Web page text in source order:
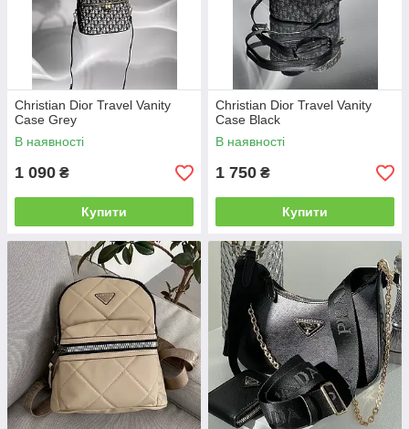
Christian Dior Travel Vanity
Case Grey
В наявності
1 090 ₴
Купити
Christian Dior Travel Vanity
Case Black
В наявності
1 750 ₴
Купити